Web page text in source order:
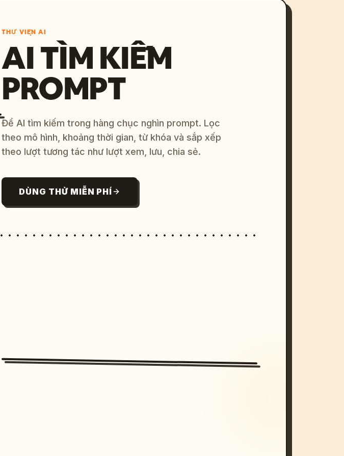
THƯ VIỆN AI
AI TÌM KIẾM
PROMPT
Để AI tìm kiếm trong hàng chục nghìn prompt. Lọc
theo mô hình, khoảng thời gian, từ khóa và sắp xếp
theo lượt tương tác như lượt xem, lưu, chia sẻ.
DÙNG THỬ MIỄN PHÍ